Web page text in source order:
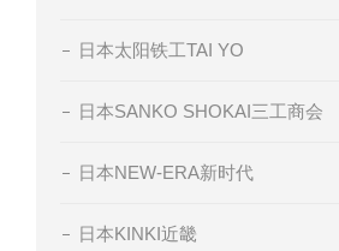
日本太阳铁工TAI YO
日本SANKO SHOKAI三工商会
日本NEW-ERA新时代
日本KINKI近畿